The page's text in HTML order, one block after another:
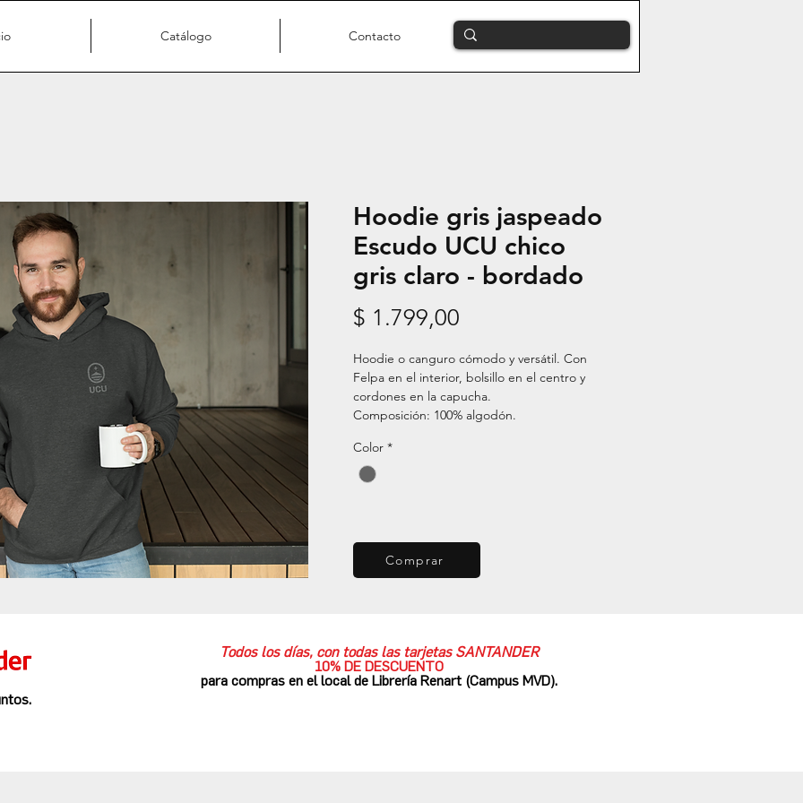
Catálogo Contacto
Hoodie gris jaspeado
Escudo UCU chico
gris claro - bordado
$ 1.799,00
Hoodie o canguro cómodo y versátil. Con
Felpa en el interior, bolsillo en el centro y
cordones en la capucha.
Composición: 100% algodón.
Color *
Comprar
Todos los días, con todas las tarjetas SANTANDER
10% DE DESCUENTO
para compras en el local de Librería Renart (Campus MVD).